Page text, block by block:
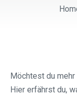
Möchtest du
Hier erfährst du,